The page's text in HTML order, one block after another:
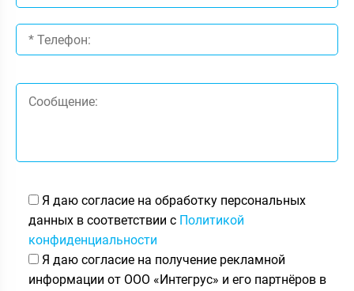
Я даю согласие на обработку персональных
данных в соответствии с Политикой
конфиденциальности
Я даю согласие на получение рекламной
информации от ООО «Интегрус» и его партнёров в